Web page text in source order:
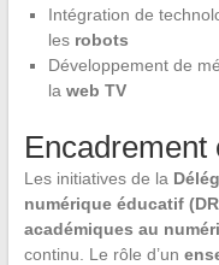
Intégration de
les robots
Développement de
la web TV
Encadrement
Les initiatives de la
numérique éducatif
académiques au
continu. Le rôle d’un